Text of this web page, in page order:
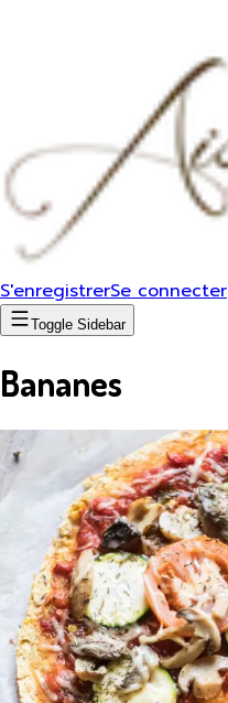
S'enregistrerSe connecter
Toggle Sidebar
Bananes